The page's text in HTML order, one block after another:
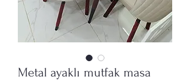
Metal ayaklı mutfak masa